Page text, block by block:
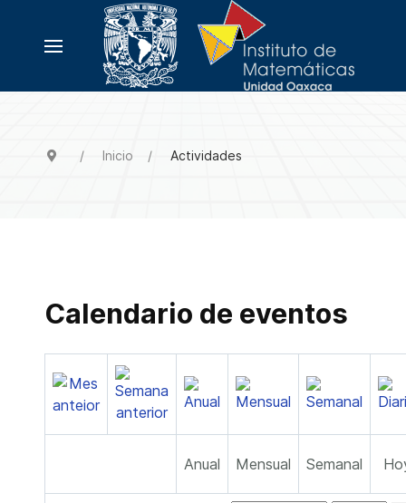
Inicio Actividades
Calendario de eventos
Anual Mensual Semanal